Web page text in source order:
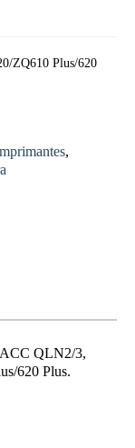
ZQ610 Plus/620
,
ACC QLN2/3,
620 Plus.